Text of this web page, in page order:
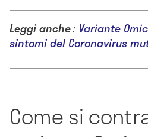
Leggi anche: Variante
sintomi del Coronavirus
Come si